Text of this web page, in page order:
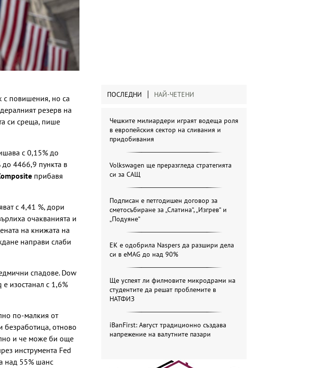
с повишения, но са
резерв на
си среща, пише
с 0,15% до
4466,9 пункта в
прибавя
с 4,41 %, дори
очакванията и
на книжата на
направи слаби
спадове. Dow
изостанал с 1,6%
по-малкия от
отново
и че може би още
инструмента Fed
над 55% шанс
ПОСЛЕДНИ НАЙ-ЧЕТЕНИ
Чешките милиардери играят водеща роля
в европейския сектор на сливания и
придобивания
Volkswagen ще преразгледа стратегията
си за САЩ
Подписан е петгодишен договор за
сметосъбиране за „Слатина“, „Изгрев“ и
„Подуяне“
ЕК е одобрила Naspers да разшири дела
си в eMAG до над 90%
Ще успеят ли филмовите микродрами на
студентите да решат проблемите в
НАТФИЗ
iBanFirst: Август традиционно създава
напрежение на валутните пазари